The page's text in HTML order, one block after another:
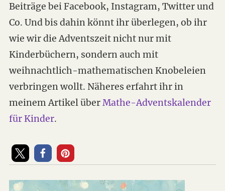
Beiträge bei Facebook, Instagram, Twitter und
Co. Und bis dahin könnt ihr überlegen, ob ihr
wie wir die Adventszeit nicht nur mit
Kinderbüchern, sondern auch mit
weihnachtlich-mathematischen Knobeleien
verbringen wollt. Näheres erfahrt ihr in
meinem Artikel überMathe-Adventskalender
für Kinder.